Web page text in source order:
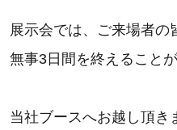
展示会では、ご来場者の
無事3日間を終えること
当社ブースへお越し頂き